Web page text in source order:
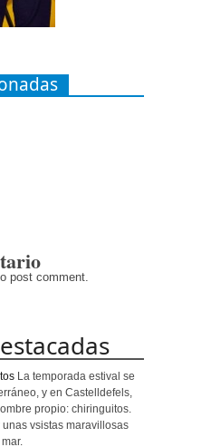
post comment.
La temporada estival se
y en Castelldefels,
propio: chiringuitos.
vsistas maravillosas